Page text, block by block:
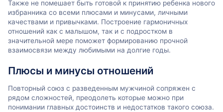
Также не помешает быть готовой к принятию ребенка нового
избранника со всеми плюсами и минусами, личными
качествами и привычками. Построение гармоничных
отношений как с малышом, так и с подростком в
значительной мере поможет формированию прочной
взаимосвязи между любимыми на долгие годы.
Плюсы и минусы отношений
Повторный союз с разведенным мужчиной сопряжен с
рядом сложностей, преодолеть которые можно при
понимании главных достоинств и недостатков такого союза.